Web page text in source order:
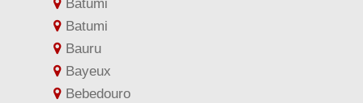
Batumi
Batumi
Bauru
Bayeux
Bebedouro